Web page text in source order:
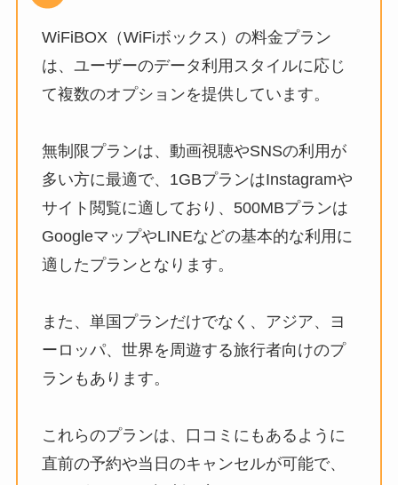
WiFiBOX（WiFiボックス）の料金プラン
は、ユーザーのデータ利用スタイルに応じ
て複数のオプションを提供しています。
無制限プランは、動画視聴やSNSの利用が
多い方に最適で、1GBプランはInstagramや
サイト閲覧に適しており、500MBプランは
GoogleマップやLINEなどの基本的な利用に
適したプランとなります。
また、単国プランだけでなく、アジア、ヨ
ーロッパ、世界を周遊する旅行者向けのプ
ランもあります。
これらのプランは、口コミにもあるように
直前の予約や当日のキャンセルが可能で、